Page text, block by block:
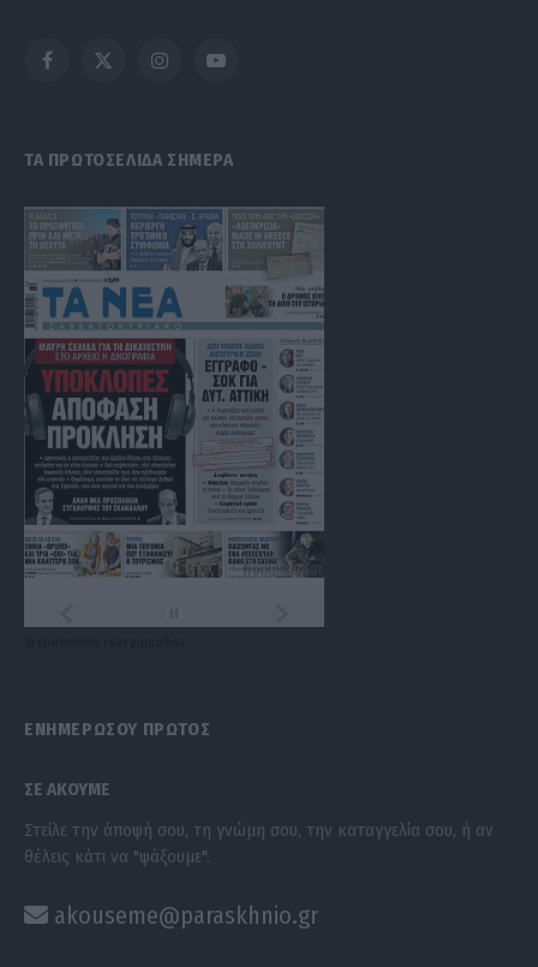
Facebook
X
InstagramYouTube
ΤΑ ΠΡΩΤΟΣΕΛΙΔΑ ΣΗΜΕΡΑ
ΕΝΗΜΕΡΩΣΟΥ ΠΡΩΤΟΣ
ΣΕ ΑΚΟΥΜΕ
Στείλε την άποψή σου, τη γνώμη σου, την καταγγελία σου, ή αν
θέλεις κάτι να "ψάξουμε".
akouseme@paraskhnio.gr